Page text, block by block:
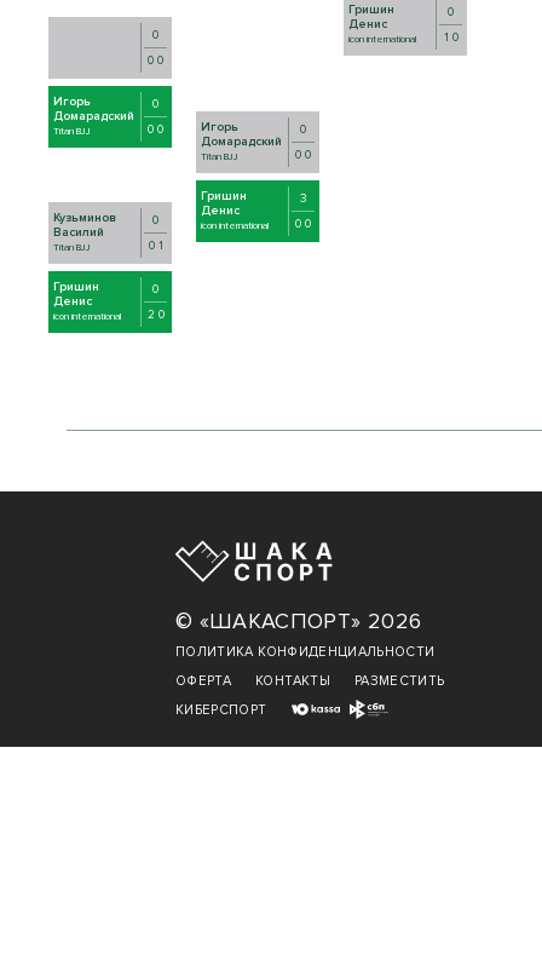
0
0 0
Игорь
Домарадский
Titan BJJ
0
0 0
Кузьминов
Василий
Titan BJJ
0
0 1
Гришин
Денис
icon international
0
2 0
Игорь
Домарадский
Titan BJJ
0
0 0
Гришин
Денис
icon international
3
0 0
Гришин
Денис
icon international
0
1 0
© «ШАКАСПОРТ» 2026
ПОЛИТИКА КОНФИДЕНЦИАЛЬНОСТИ
ОФЕРТА
КОНТАКТЫ
РАЗМЕСТИТЬ
КИБЕРСПОРТ